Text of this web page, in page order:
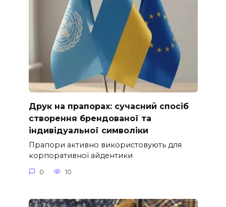
Друк на прапорах: сучасний спосіб
створення брендованої та
індивідуальної символіки
Прапори активно використовують для
корпоративної айдентики
0 10